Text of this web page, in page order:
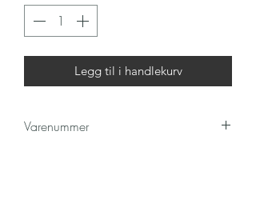
Legg til i handlekurv
Varenummer